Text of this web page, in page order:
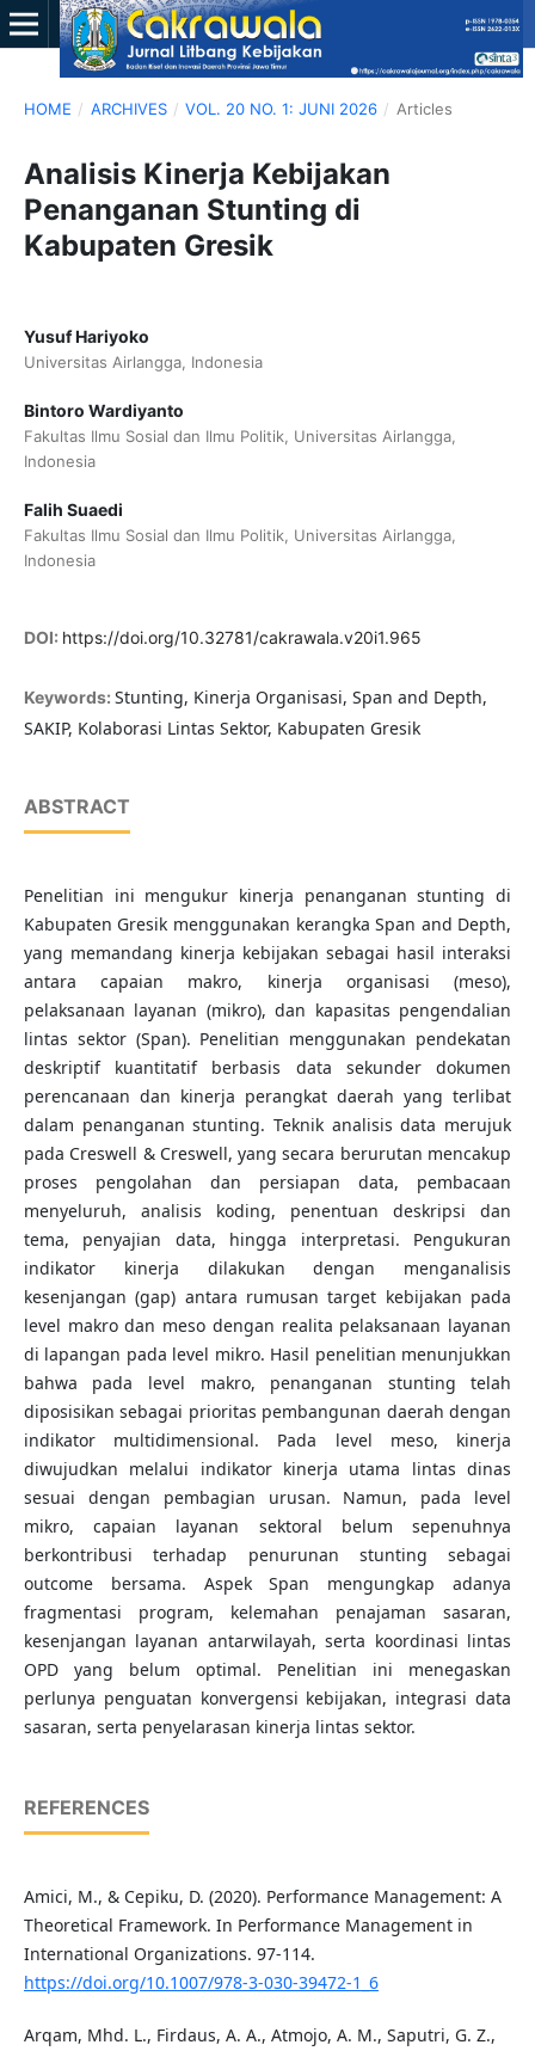
HOME / ARCHIVES / VOL. 20 NO. 1: JUNI 2026 / Articles
Analisis Kinerja Kebijakan
Penanganan Stunting di
Kabupaten Gresik
Yusuf Hariyoko
Universitas Airlangga, Indonesia
Bintoro Wardiyanto
Fakultas Ilmu Sosial dan Ilmu Politik, Universitas Airlangga,
Indonesia
Falih Suaedi
Fakultas Ilmu Sosial dan Ilmu Politik, Universitas Airlangga,
Indonesia
DOI: https://doi.org/10.32781/cakrawala.v20i1.965
Keywords: Stunting, Kinerja Organisasi, Span and Depth,
SAKIP, Kolaborasi Lintas Sektor, Kabupaten Gresik
ABSTRACT
Penelitian ini mengukur kinerja penanganan stunting di
Kabupaten Gresik menggunakan kerangka Span and Depth,
yang memandang kinerja kebijakan sebagai hasil interaksi
antara capaian makro, kinerja organisasi (meso),
pelaksanaan layanan (mikro), dan kapasitas pengendalian
lintas sektor (Span). Penelitian menggunakan pendekatan
deskriptif kuantitatif berbasis data sekunder dokumen
perencanaan dan kinerja perangkat daerah yang terlibat
dalam penanganan stunting. Teknik analisis data merujuk
pada Creswell & Creswell, yang secara berurutan mencakup
proses pengolahan dan persiapan data, pembacaan
menyeluruh, analisis koding, penentuan deskripsi dan
tema, penyajian data, hingga interpretasi. Pengukuran
indikator kinerja dilakukan dengan menganalisis
kesenjangan (gap) antara rumusan target kebijakan pada
level makro dan meso dengan realita pelaksanaan layanan
di lapangan pada level mikro. Hasil penelitian menunjukkan
bahwa pada level makro, penanganan stunting telah
diposisikan sebagai prioritas pembangunan daerah dengan
indikator multidimensional. Pada level meso, kinerja
diwujudkan melalui indikator kinerja utama lintas dinas
sesuai dengan pembagian urusan. Namun, pada level
mikro, capaian layanan sektoral belum sepenuhnya
berkontribusi terhadap penurunan stunting sebagai
outcome bersama. Aspek Span mengungkap adanya
fragmentasi program, kelemahan penajaman sasaran,
kesenjangan layanan antarwilayah, serta koordinasi lintas
OPD yang belum optimal. Penelitian ini menegaskan
perlunya penguatan konvergensi kebijakan, integrasi data
sasaran, serta penyelarasan kinerja lintas sektor.
REFERENCES
Amici, M., & Cepiku, D. (2020). Performance Management: A
Theoretical Framework. In Performance Management in
International Organizations. 97-114.
https://doi.org/10.1007/978-3-030-39472-1_6
Arqam, Mhd. L., Firdaus, A. A., Atmojo, A. M., Saputri, G. Z.,